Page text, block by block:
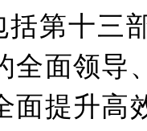
括第十三
全面领导
面提升高